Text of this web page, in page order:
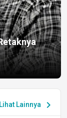
Lihat Lainnya chevron_right